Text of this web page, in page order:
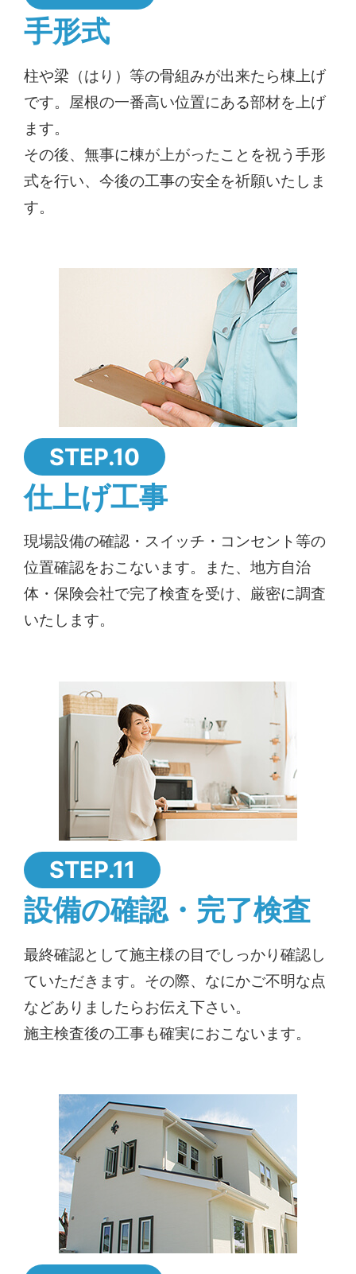
手形式
柱や梁（はり）等の骨組みが出来たら棟上げ
です。屋根の一番高い位置にある部材を上げ
ます。
その後、無事に棟が上がったことを祝う手形
式を行い、今後の工事の安全を祈願いたしま
す。
STEP.10
仕上げ工事
現場設備の確認・スイッチ・コンセント等の
位置確認をおこないます。また、地方自治
体・保険会社で完了検査を受け、厳密に調査
いたします。
STEP.11
設備の確認・完了検査
最終確認として施主様の目でしっかり確認し
ていただきます。その際、なにかご不明な点
などありましたらお伝え下さい。
施主検査後の工事も確実におこないます。